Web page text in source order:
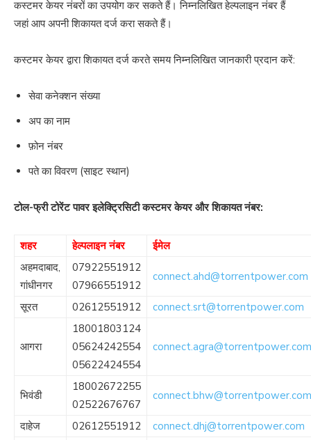
कस्टमर केयर नंबरों का उपयोग कर सकते हैं। निम्नलिखित हेल्पलाइन नंबर हैं
जहां आप अपनी शिकायत दर्ज करा सकते हैं।
कस्टमर केयर द्वारा शिकायत दर्ज करते समय निम्नलिखित जानकारी प्रदान करें:
सेवा कनेक्शन संख्या
अप का नाम
फ़ोन नंबर
पते का विवरण (साइट स्थान)
टोल-फ्री टोरेंट पावर इलेक्ट्रिसिटी कस्टमर केयर और शिकायत नंबर:
शहर हेल्पलाइन नंबर
ईमेल
अहमदाबाद,
गांधीनगर
07922551912
07966551912
connect.ahd@torrentpower.com
सूरत 02612551912 connect.srt@torrentpower.com
आगरा
18001803124
05624242554
05622424554
connect.agra@torrentpower.com
भिवंडी
18002672255
02522676767
connect.bhw@torrentpower.com
दाहेज 02612551912 connect.dhj@torrentpower.com